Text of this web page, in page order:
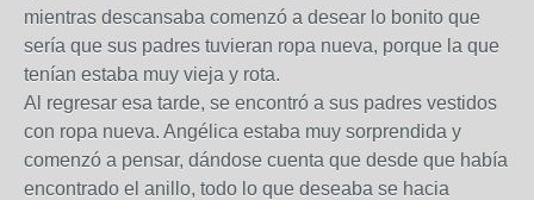
mientras descansaba comenzó a desear lo bonito que
sería que sus padres tuvieran ropa nueva, porque la que
tenían estaba muy vieja y rota.
Al regresar esa tarde, se encontró a sus padres vestidos
con ropa nueva. Angélica estaba muy sorprendida y
comenzó a pensar, dándose cuenta que desde que había
encontrado el anillo, todo lo que deseaba se hacia